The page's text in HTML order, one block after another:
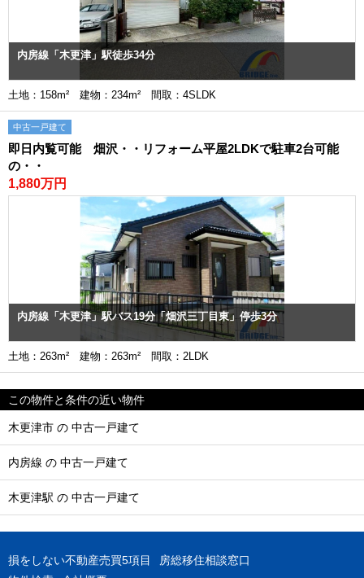
内房線「木更津」駅徒歩34分
土地：158m² 建物：234m² 間取：4SLDK
中古一戸建て
即日内覧可能 畑沢・・リフォーム平屋2LDKで駐車2台可能
の・・
1,880万円
内房線「木更津」駅バス19分「畑沢三丁目東」停歩3分
土地：263m² 建物：263m² 間取：2LDK
この物件と条件の近い物件
木更津市 の 中古一戸建て
内房線 の 中古一戸建て
木更津駅 の 中古一戸建て
損をしない不動産売買5項目
房総移住相談窓口